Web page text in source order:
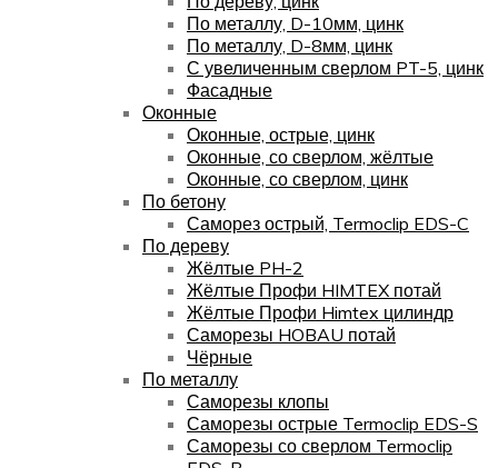
По металлу, D-10мм, цинк
По металлу, D-8мм, цинк
С увеличенным сверлом PT-5, цинк
Фасадные
Оконные
Оконные, острые, цинк
Оконные, со сверлом, жёлтые
Оконные, со сверлом, цинк
По бетону
Саморез острый, Termoclip EDS-C
По дереву
Жёлтые PH-2
Жёлтые Профи HIMTEX потай
Жёлтые Профи Himtex цилиндр
Саморезы HOBAU потай
Чёрные
По металлу
Саморезы клопы
Саморезы острые Termoclip EDS-S
Саморезы со сверлом Termoclip